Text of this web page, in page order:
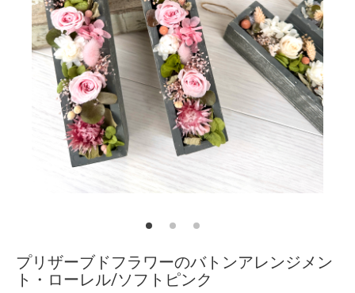
プリザーブドフラワーのバトンアレンジメン
ト・ローレル/ソフトピンク